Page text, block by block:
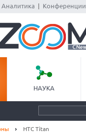
Аналитика Конференции
НАУКА
HTC Titan